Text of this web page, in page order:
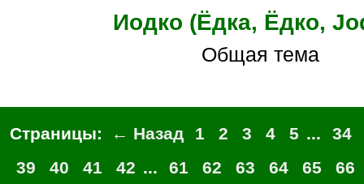
Иодко (Ёдка, Ёдко,
Общая тема
Страницы: ← Назад 1 2 3 4 5 ...
34
39
40 41 42 ... 61 62 63 64 65 66